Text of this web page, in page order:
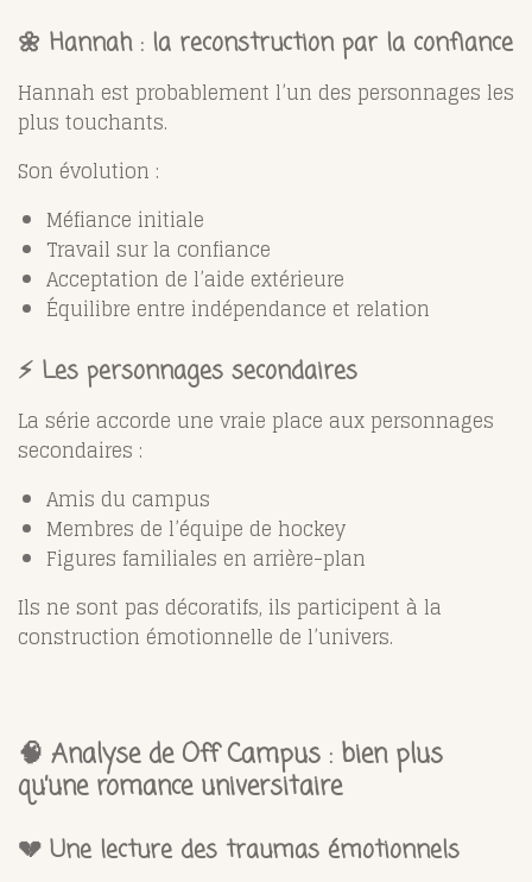
🌼 Hannah : la reconstruction par la confiance
Hannah est probablement l’un des personnages les
plus touchants.
Son évolution :
Méfiance initiale
Travail sur la confiance
Acceptation de l’aide extérieure
Équilibre entre indépendance et relation
⚡ Les personnages secondaires
La série accorde une vraie place aux personnages
secondaires :
Amis du campus
Membres de l’équipe de hockey
Figures familiales en arrière-plan
Ils ne sont pas décoratifs, ils participent à la
construction émotionnelle de l’univers.
🧠 Analyse de Off Campus : bien plus
qu’une romance universitaire
💔 Une lecture des traumas émotionnels